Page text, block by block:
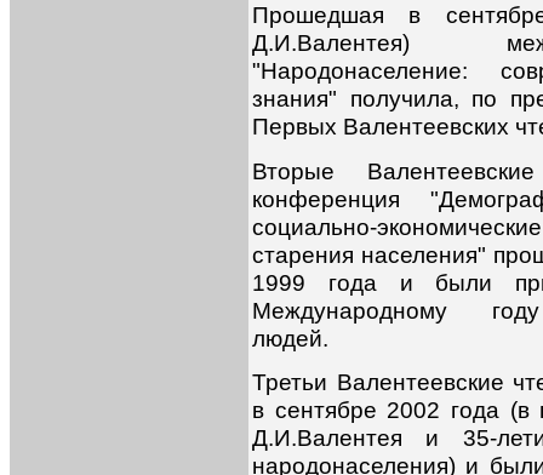
Прошедшая в
Д.И.Валентея)
"Народонаселение:
знания" получила, по
Первых Валентеевских
Вторые
конференция
социально-
старения населения"
1999 года и были
Международному
людей.
Третьи Валентеевские
в сентябре 2002 года (в
Д.И.Валентея и 35-
народонаселения) и